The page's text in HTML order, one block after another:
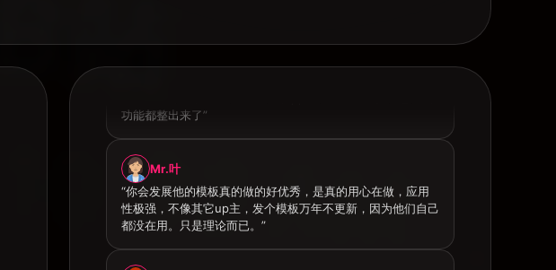
功能都整出来了”
Mr.叶
“你会发展他的模板真的做的好优秀，是真的用心在做，应用
性极强，不像其它up主，发个模板万年不更新，因为他们自己
都没在用。只是理论而已。”